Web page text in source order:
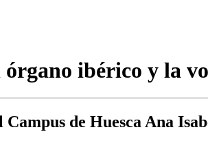
ibérico y la
de Huesca Ana